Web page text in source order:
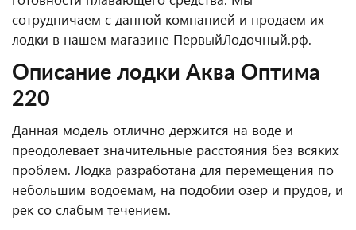
сотрудничаем с данной компанией и продаем их
лодки в нашем магазине ПервыйЛодочный.рф.
Описание лодки Аква Оптима
220
Данная модель отлично держится на воде и
преодолевает значительные расстояния без всяких
проблем. Лодка разработана для перемещения по
небольшим водоемам, на подобии озер и прудов, и
рек со слабым течением.